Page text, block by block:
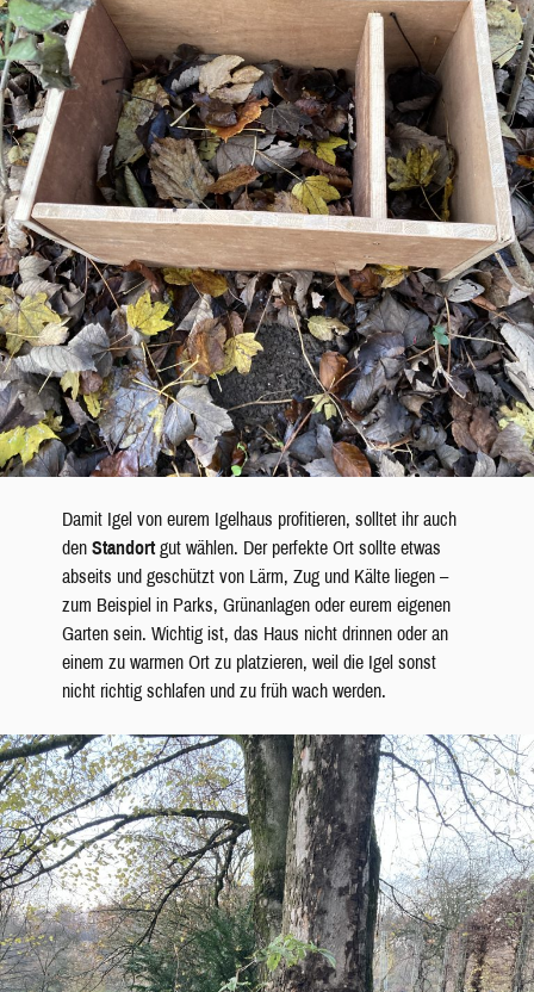
Damit Igel von eurem Igelhaus profitieren, solltet ihr auch
den Standortgut wählen. Der perfekte Ort sollte etwas
abseits und geschützt von Lärm, Zug und Kälte liegen –
zum Beispiel in Parks, Grünanlagen oder eurem eigenen
Garten sein. Wichtig ist, das Haus nicht drinnen oder an
einem zu warmen Ort zu platzieren, weil die Igel sonst
nicht richtig schlafen und zu früh wach werden.